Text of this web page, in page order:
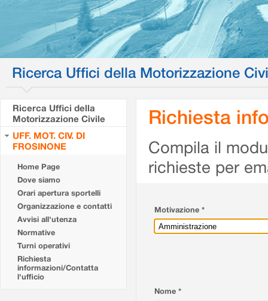
Ricerca Uffici della Motorizzazione
Ricerca Uffici della
Motorizzazione Civile
UFF. MOT. CIV. DI
FROSINONE
Home Page
Dove siamo
Orari apertura sportelli
Organizzazione e contatti
Avvisi all'utenza
Normative
Turni operativi
Richiesta
informazioni/Contatta
l'ufficio
Richiesta
Compila il
richieste per
Motivazione *
Nome *